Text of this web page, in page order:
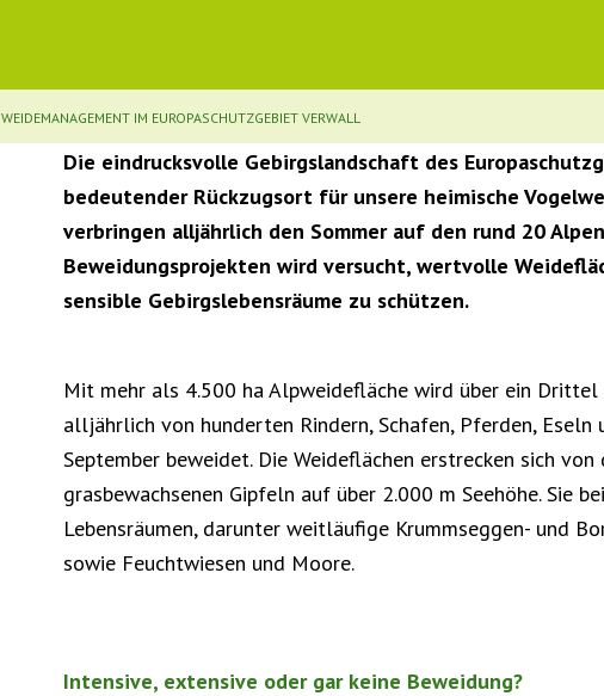
WEIDEMANAGEMENT IM EUROPASCHUTZGEBIET VERWALL
Die eindrucksvolle Gebirgslandschaft des
bedeutender Rückzugsort für unsere heimische
verbringen alljährlich den Sommer auf den rund 20
Beweidungsprojekten wird versucht, wertvolle
sensible Gebirgslebensräume zu schützen.
Mit mehr als 4.500 ha Alpweidefläche wird über ein
alljährlich von hunderten Rindern, Schafen, Pferden, Eseln
September beweidet. Die Weideflächen erstrecken sich
grasbewachsenen Gipfeln auf über 2.000 m Seehöhe. Sie
Lebensräumen, darunter weitläufige Krummseggen- und
sowie Feuchtwiesen und Moore.
Intensive, extensive oder gar keine Beweidung?